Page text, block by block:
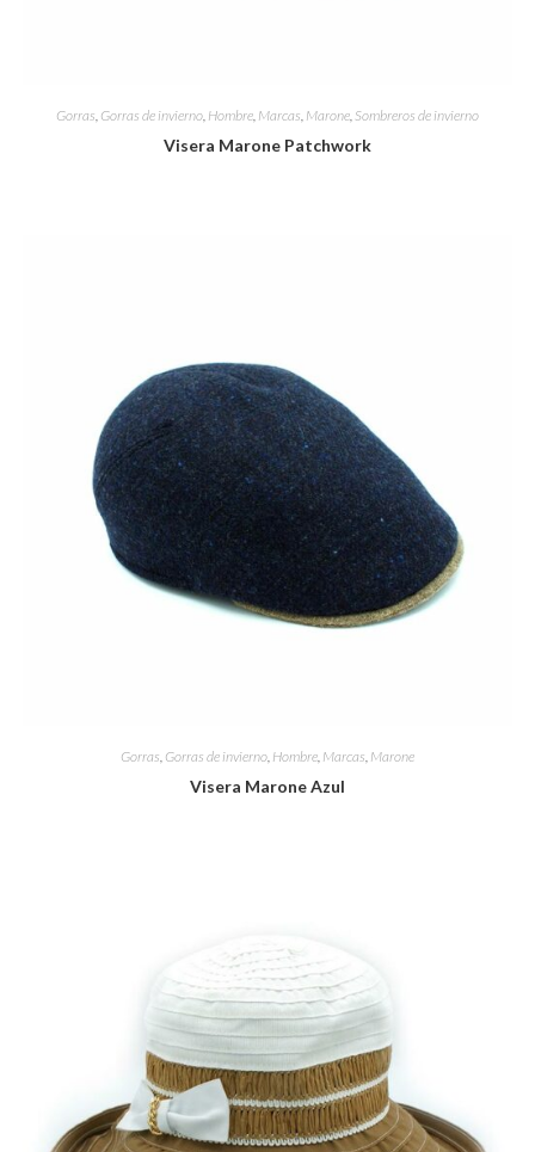
Gorras, Gorras de invierno, Hombre, Marcas, Marone, Sombreros de invierno
Visera Marone Patchwork
Gorras Gorras de invierno Hombre Marcas Marone
Visera Marone Azul